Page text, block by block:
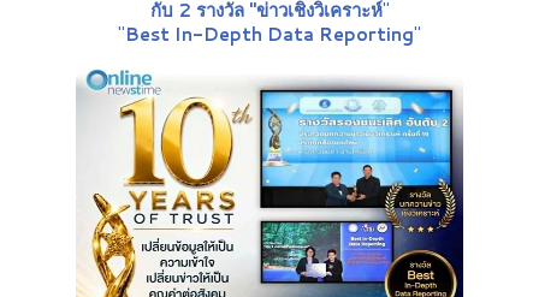
กับ 2 รางวัล "ข่าวเชิงวิเคราะห์"
"Best In-Depth Data Reporting"